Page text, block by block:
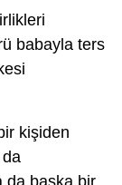
babayla ters
kişiden